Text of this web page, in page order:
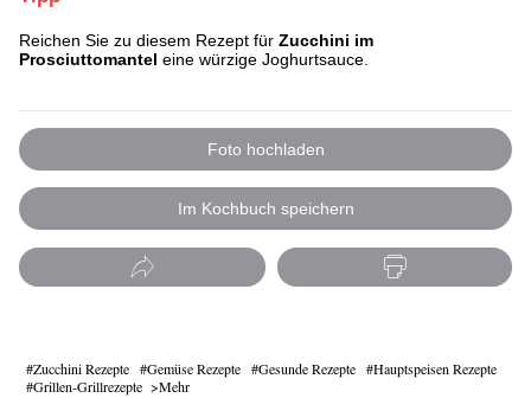
Reichen Sie zu diesem Rezept für Zucchini im
Prosciuttomantel eine würzige Joghurtsauce.
Foto hochladen
Im Kochbuch speichern
Zucchini Rezepte Gemüse Rezepte Gesunde Rezepte
Hauptspeisen Rezepte
Grillen-Grillrezepte
Mehr